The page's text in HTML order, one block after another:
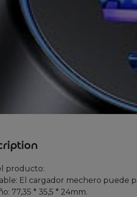
producto:
El cargador mechero
77,35 * 35,5 * 24mm.